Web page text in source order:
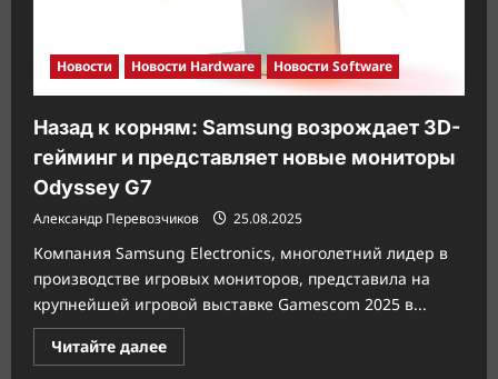
Новости Новости Hardware Новости Software
Назад к корням: Samsung возрождает 3D-
гейминг и представляет новые мониторы
Odyssey G7
Александр Перевозчиков 25.08.2025
Компания Samsung Electronics, многолетний лидер в
производстве игровых мониторов, представила на
крупнейшей игровой выставке Gamescom 2025 в...
Читайте далееПрочитать
больше